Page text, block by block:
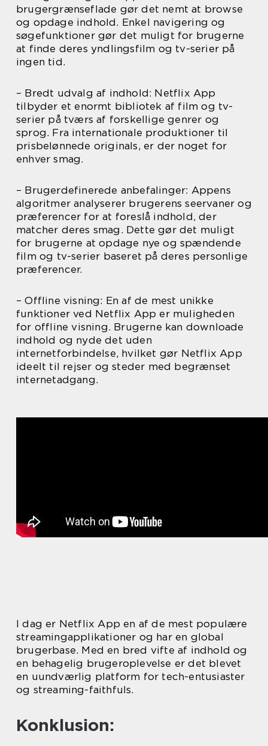
brugergrænseflade gør det nemt at browse
og opdage indhold. Enkel navigering og
søgefunktioner gør det muligt for brugerne
at finde deres yndlingsfilm og tv-serier på
ingen tid.
– Bredt udvalg af indhold: Netflix App
tilbyder et enormt bibliotek af film og tv-
serier på tværs af forskellige genrer og
sprog. Fra internationale produktioner til
prisbelønnede originals, er der noget for
enhver smag.
– Brugerdefinerede anbefalinger: Appens
algoritmer analyserer brugerens seervaner og
præferencer for at foreslå indhold, der
matcher deres smag. Dette gør det muligt
for brugerne at opdage nye og spændende
film og tv-serier baseret på deres personlige
præferencer.
– Offline visning: En af de mest unikke
funktioner ved Netflix App er muligheden
for offline visning. Brugerne kan downloade
indhold og nyde det uden
internetforbindelse, hvilket gør Netflix App
ideelt til rejser og steder med begrænset
internetadgang.
I dag er Netflix App en af de mest populære
streamingapplikationer og har en global
brugerbase. Med en bred vifte af indhold og
en behagelig brugeroplevelse er det blevet
en uundværlig platform for tech-entusiaster
og streaming-faithfuls.
Konklusion: